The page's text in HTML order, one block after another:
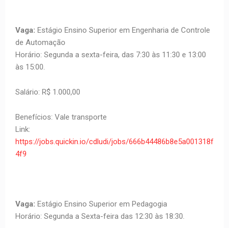
Vaga: Estágio Ensino Superior em Engenharia de Controle
de Automação
Horário: Segunda a sexta-feira, das 7:30 às 11:30 e 13:00
às 15:00.
Salário: R$ 1.000,00
Benefícios: Vale transporte
Link:
https://jobs.quickin.io/cdludi/jobs/666b44486b8e5a001318f
4f9
Vaga: Estágio Ensino Superior em Pedagogia
Horário: Segunda a Sexta-feira das 12:30 às 18:30.